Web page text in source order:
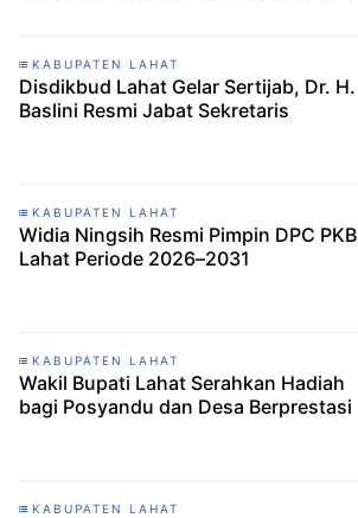
KABUPATEN LAHAT
Disdikbud Lahat Gelar Sertijab, Dr. H.
Baslini Resmi Jabat Sekretaris
KABUPATEN LAHAT
Widia Ningsih Resmi Pimpin DPC PKB
Lahat Periode 2026–2031
KABUPATEN LAHAT
Wakil Bupati Lahat Serahkan Hadiah
bagi Posyandu dan Desa Berprestasi
KABUPATEN LAHAT